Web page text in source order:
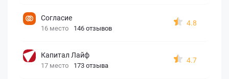
Согласие
16 место 146 отзывов
4.8
Капитал Лайф
17 место 173 отзыва
4.7